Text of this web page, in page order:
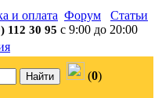
и оплата Форум
Статьи
112 30 95 с 9:00 до 20:00
(0)